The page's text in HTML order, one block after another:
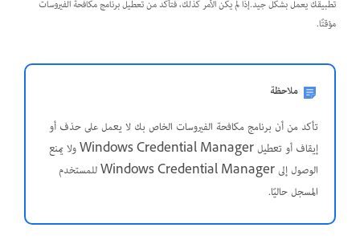
تطبيقك يعمل بشكل جيد.إذا لم يكن الأمر كذلك، فتأكد من تعطيل برنامج مكافحة الفيروسات
مؤقتًا.
ملاحظة
تأكد من أن برنامج مكافحة الفيروسات الخاص بك لا يعمل على حذف أو
إيقاف أو تعطيل Windows Credential Manager ولا يمنع
الوصول إلى Windows Credential Manager للمستخدم
المسجل حاليًا.